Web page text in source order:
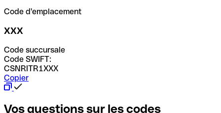
Code d'emplacement
XXX
Code succursale
Code SWIFT:
CSNRITR1XXX
Copier
Vos questions sur les codes